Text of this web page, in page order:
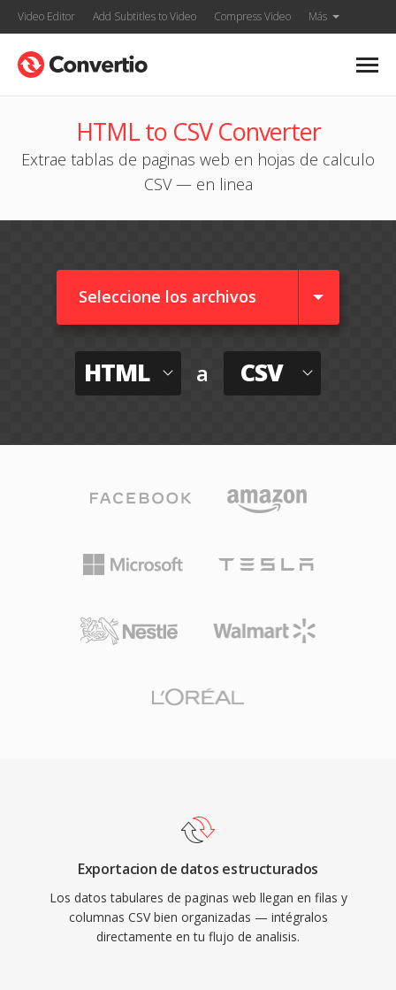
Video Editor Add Subtitles to Video Compress Video Más
HTML to CSV Converter
Extrae tablas de paginas web en hojas de calculo
CSV — en linea
Seleccione los archivos
HTML a CSV
Exportacion de datos estructurados
Los datos tabulares de paginas web llegan en filas y
columnas CSV bien organizadas — intégralos
directamente en tu flujo de analisis.